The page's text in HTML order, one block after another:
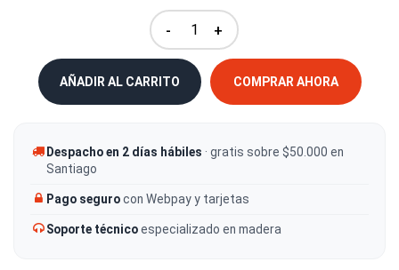
- +
AÑADIR AL CARRITO COMPRAR AHORA
Despacho en 2 días hábiles · gratis sobre $50.000 en
Santiago
Pago segurocon Webpay y tarjetas
Soporte técnicoespecializado en madera